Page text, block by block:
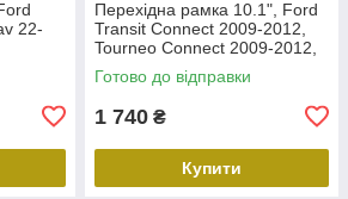
22-
Перехідна рамка 10.1", Ford
Transit Connect 2009-2012,
Tourneo Connect 2009-2012,
Carav 22-2305
Готово до відправки
1 740 ₴
Купити